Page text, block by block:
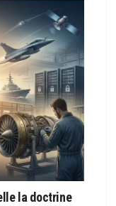
la doctrine